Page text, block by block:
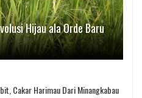
Hijau ala Orde Baru
Cakar Harimau Dari Minangkabau